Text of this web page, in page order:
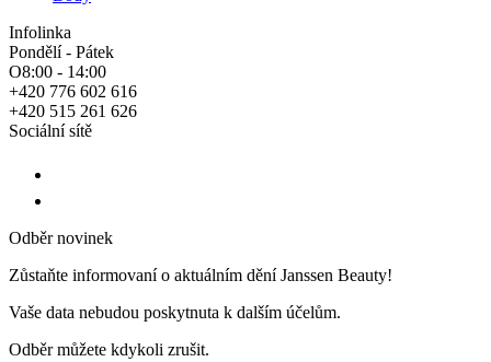
Infolinka
Pondělí - Pátek
O8:00 - 14:00
+420 776 602 616
+420 515 261 626
Sociální sítě
Odběr novinek
Zůstaňte informovaní o aktuálním dění Janssen Beauty!
Vaše data nebudou poskytnuta k dalším účelům.
Odběr můžete kdykoli zrušit.